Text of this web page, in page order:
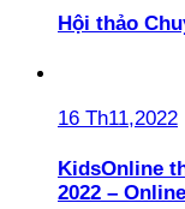
Hội thảo
16 Th11,2022
KidsOnline
2022 –